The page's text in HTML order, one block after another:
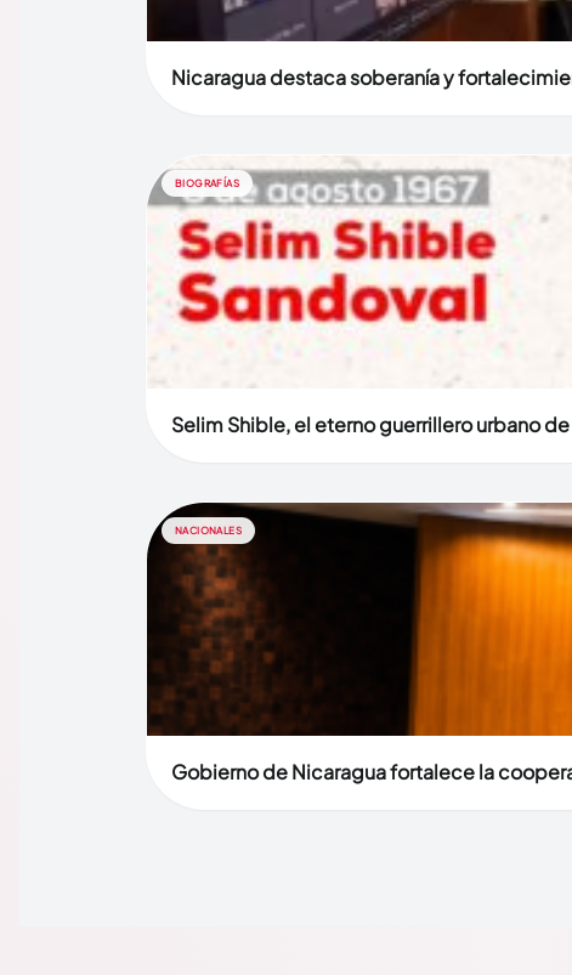
Nicaragua destaca soberanía y
BIOGRAFÍAS
Selim Shible, el eterno guerrillero urbano
NACIONALES
Gobierno de Nicaragua fortalece la